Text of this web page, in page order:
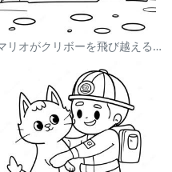
マリオがクリボーを飛び越える塗り絵